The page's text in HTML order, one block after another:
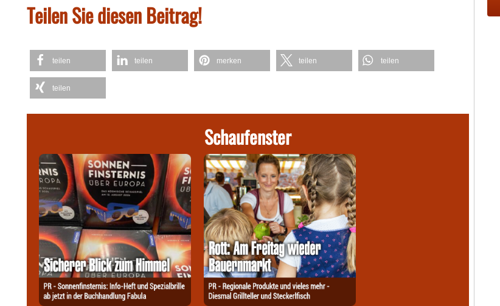
Teilen Sie diesen Beitrag!
teilen teilen merken teilen teilen
teilen
Schaufenster